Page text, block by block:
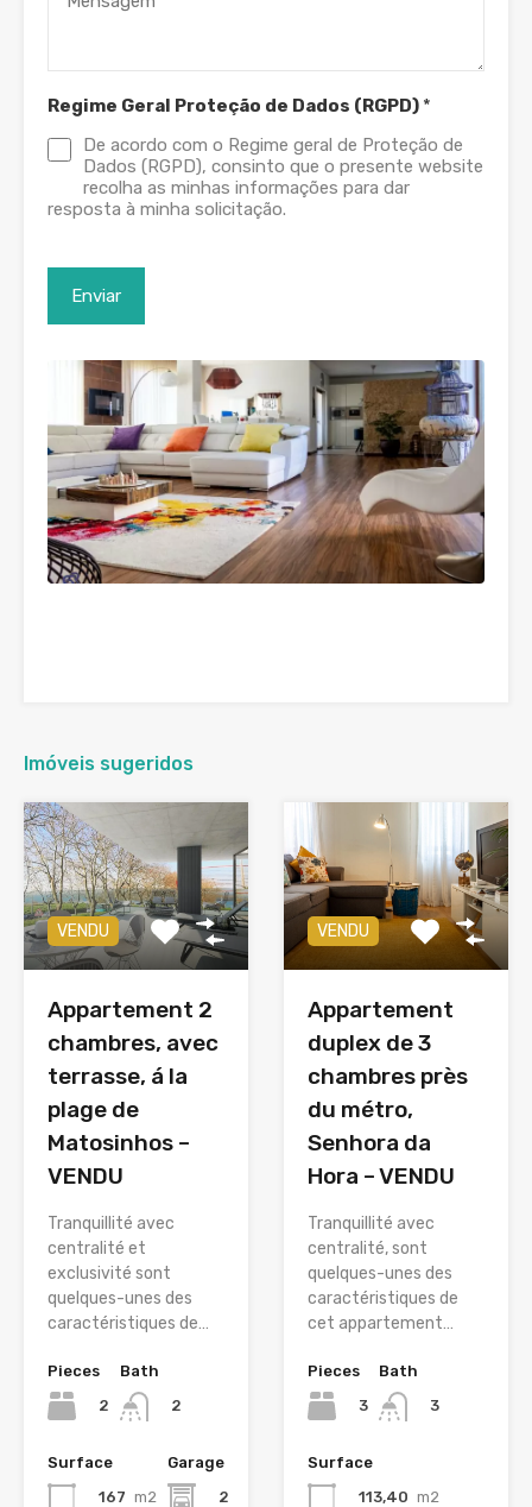
Regime Geral Proteção de Dados (RGPD) *
De acordo com o Regime geral de Proteção de
Dados (RGPD), consinto que o presente website
recolha as minhas informações para dar
resposta à minha solicitação.
Imóveis sugeridos
VENDU
Appartement 2
chambres, avec
terrasse, á la
plage de
Matosinhos –
VENDU
Tranquillité avec
centralité et
exclusivité sont
quelques-unes des
caractéristiques de…
Pieces
2
Bath
2
Surface
167 m2
Garage
2
VENDU
Appartement
duplex de 3
chambres près
du métro,
Senhora da
Hora – VENDU
Tranquillité avec
centralité, sont
quelques-unes des
caractéristiques de
cet appartement…
Pieces
3
Bath
3
Surface
113,40 m2